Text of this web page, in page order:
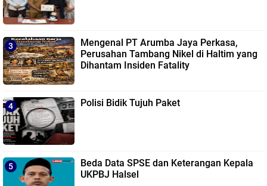
Mengenal PT Arumba Jaya Perkasa,
Perusahan Tambang Nikel di Haltim yang
Dihantam Insiden Fatality
Polisi Bidik Tujuh Paket
Beda Data SPSE dan Keterangan Kepala
UKPBJ Halsel